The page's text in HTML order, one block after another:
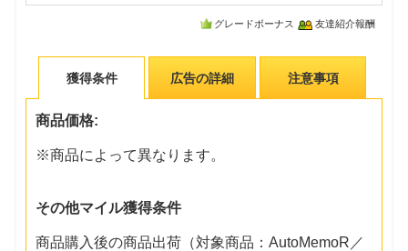
グレードボーナス 友達紹介報酬
獲得条件 広告の詳細 注意事項
商品価格:
※商品によって異なります。
その他マイル獲得条件
商品購入後の商品出荷（対象商品：AutoMemoR／